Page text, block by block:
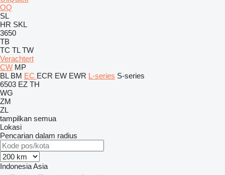
OQ
SL
HR SKL
3650
TB
TC TL TW
Verachtert
CW MP
BL BM EC ECR EW EWR L-series S-series
6503 EZ TH
WG
ZM
ZL
tampilkan semua
Lokasi
Pencarian dalam radius
IndonesiaAsia